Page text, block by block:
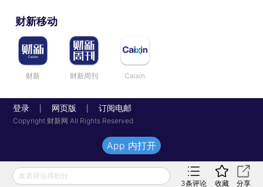
财新移动
财新 财新周刊 Caixin
登录 网页版 订阅电邮
Copyright 财新网 All Rights Reserved
发表评论得积分
3条评论 收藏 分享
App 内打开